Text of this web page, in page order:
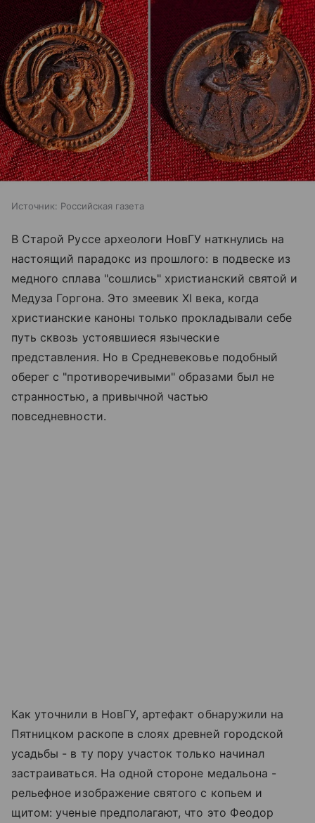
Источник: Российская газета
В Старой Руссе археологи НовГУ наткнулись на
настоящий парадокс из прошлого: в подвеске из
медного сплава "сошлись" христианский святой и
Медуза Горгона. Это змеевик XI века, когда
христианские каноны только прокладывали себе
путь сквозь устоявшиеся языческие
представления. Но в Средневековье подобный
оберег с "противоречивыми" образами был не
странностью, а привычной частью
повседневности.
Как уточнили в НовГУ, артефакт обнаружили на
Пятницком раскопе в слоях древней городской
усадьбы - в ту пору участок только начинал
застраиваться. На одной стороне медальона -
рельефное изображение святого с копьем и
щитом: ученые предполагают, что это Феодор